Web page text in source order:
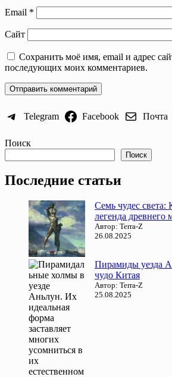
Email *
Сайт
Сохранить моё имя, email и адрес
последующих моих комментариев.
Telegram Facebook Почта
Поиск
Поиск
Последние статьи
Семь чудес
легенда древнего
Автор: Terra-Z
26.08.2025
Пирамиды уезда
чудо Китая
Автор: Terra-Z
25.08.2025